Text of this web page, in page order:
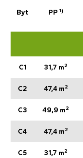
Byt PP1)
C1 31,7 m2
C2 47,4 m2
C3 49,9 m2
C4 47,4 m2
C5 31,7 m2